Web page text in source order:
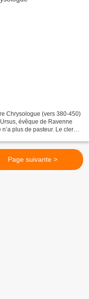
Chrysologue (vers 380-450)
évêque de Ravenne
plus de pasteur. Le clergé
Page suivante >